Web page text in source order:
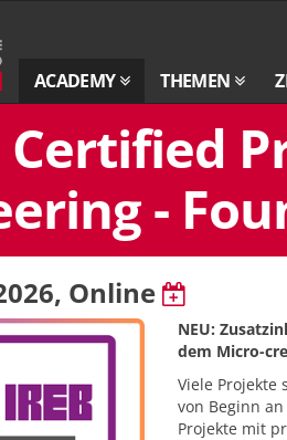
ACADEMY THEMEN
Certified
-
, Online
NEU:
dem Micro-
Viele
von Beginn
Projekte mit